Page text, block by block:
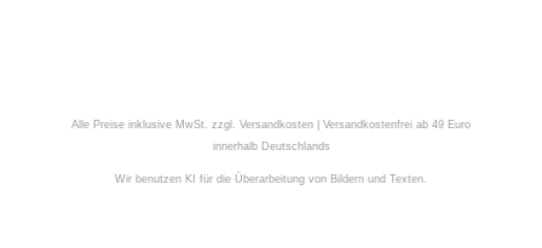
Alle Preise inklusive MwSt. zzgl. Versandkosten | Versandkostenfrei ab 49 Euro
innerhalb Deutschlands
Wir benutzen KI für die Überarbeitung von Bildern und Texten.